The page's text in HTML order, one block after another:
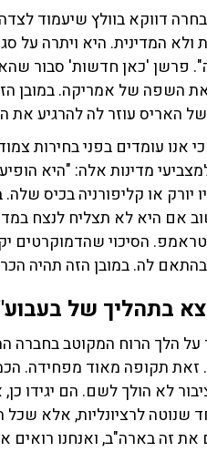
דווקא בוולץ שיעמוד
המדינית. היא ויתרה על
פרשן 'כאן חדשות' סבור
השפה של אמריקה. במובן
של האריס עוזר לה להרגיע
אנו עומדים בפני בחירות
מדינות אלה: "היא
יורק או קליפורניה בכיס
אם היא לא תצליח לנצח
טראמפ. הסיכוי שהדמוקרטים
לה. במובן הזה תהיה
בתהליך של
הלך הרוח המקוטב בחברה
זאת תקופה מאוד מפחידה.
לא הולך לשם. הם יגידו
לרציונליות, אלא שכל
את זה בארה"ב, ואנחנו רואים